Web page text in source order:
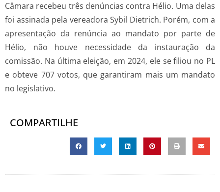
Câmara recebeu três denúncias contra Hélio. Uma delas
foi assinada pela vereadora Sybil Dietrich. Porém, com a
apresentação da renúncia ao mandato por parte de
Hélio, não houve necessidade da instauração da
comissão. Na última eleição, em 2024, ele se filiou no PL
e obteve 707 votos, que garantiram mais um mandato
no legislativo.
COMPARTILHE